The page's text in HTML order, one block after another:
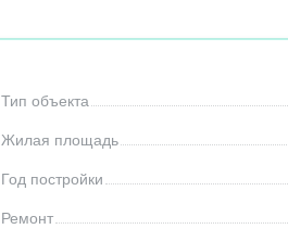
Тип объекта
Жилая площадь
Год постройки
Ремонт